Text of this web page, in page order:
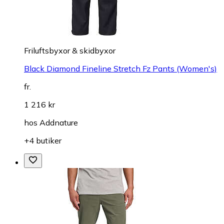
Friluftsbyxor & skidbyxor
Black Diamond Fineline Stretch Fz Pants (Women's)
fr.
1 216 kr
hos Addnature
+4 butiker